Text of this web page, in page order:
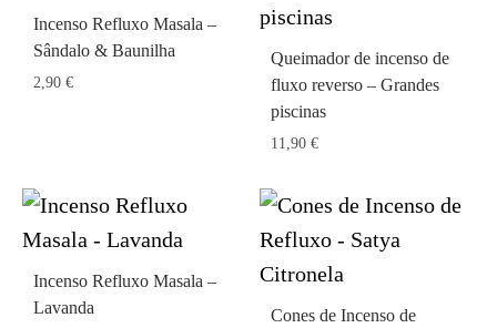
Incenso Refluxo Masala –
Sândalo & Baunilha
2,90 €
Queimador de incenso de
fluxo reverso – Grandes
piscinas
11,90 €
Incenso Refluxo Masala –
Lavanda
Cones de Incenso de